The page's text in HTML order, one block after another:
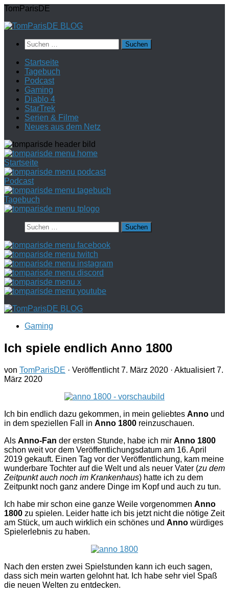
Zum
springen
TomParisDE
Suchen
nach:
Startseite
Tagebuch
Podcast
Gaming
Diablo 4
StarTrek
Serien & Filme
Neues aus dem Netz
Startseite
Podcast
Tagebuch
Suchen
nach:
Gaming
Ich spiele endlich Anno 1800
von TomParisDE · Veröffentlicht7. März 2020 · Aktualisiert7.
März 2020
Ich bin endlich dazu gekommen, in mein geliebtes Anno und
in dem speziellen Fall in Anno 1800 reinzuschauen.
Als Anno-Fan der ersten Stunde, habe ich mir Anno 1800
schon weit vor dem Veröffentlichungsdatum am 16. April
2019 gekauft. Einen Tag vor der Veröffentlichung, kam meine
wunderbare Tochter auf die Welt und als neuer Vater (zu dem
Zeitpunkt auch noch im Krankenhaus) hatte ich zu dem
Zeitpunkt noch ganz andere Dinge im Kopf und auch zu tun.
Ich habe mir schon eine ganze Weile vorgenommen Anno
1800 zu spielen. Leider hatte ich bis jetzt nicht die nötige Zeit
am Stück, um auch wirklich ein schönes und Anno würdiges
Spielerlebnis zu haben.
Nach den ersten zwei Spielstunden kann ich euch sagen,
dass sich mein warten gelohnt hat. Ich habe sehr viel Spaß
die neuen Welten zu entdecken.